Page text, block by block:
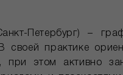
Петербург) –
своей практике
при этом активно